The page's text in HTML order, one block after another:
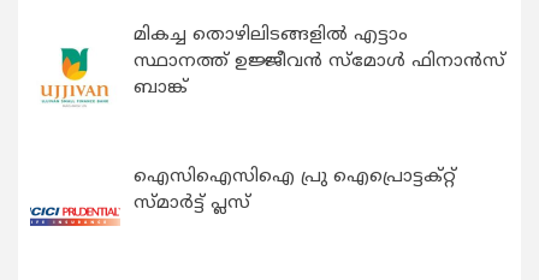
മികച്ച തൊഴിലിടങ്ങളിൽ എട്ടാം
സ്ഥാനത്ത് ഉജ്ജീവൻ സ്മോൾ ഫിനാൻസ്
ബാങ്ക്
ഐസിഐസിഐ പ്രു ഐപ്രൊട്ടക്റ്റ്
സ്മാർട്ട് പ്ലസ്